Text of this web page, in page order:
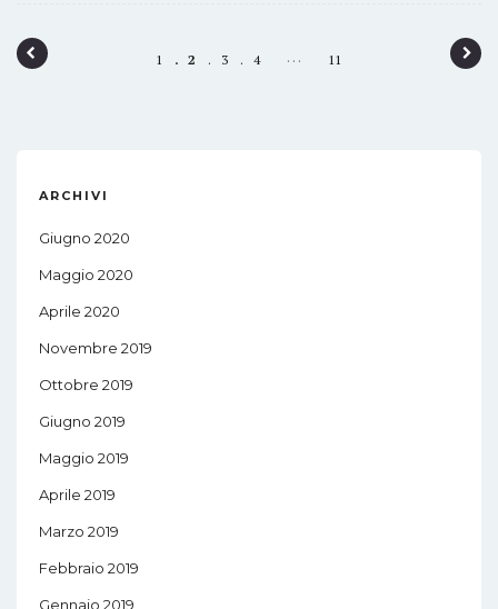
P
1 2 3 4 … 11
ARCHIVI
Giugno 2020
Maggio 2020
Aprile 2020
Novembre 2019
Ottobre 2019
Giugno 2019
Maggio 2019
Aprile 2019
Marzo 2019
Febbraio 2019
Gennaio 2019